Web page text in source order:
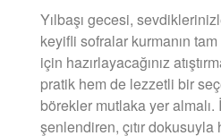
Yılbaşı gecesi,
keyifli sofralar kurmanın
için hazırlayacağınız
pratik hem de lezzetli bir
börekler mutlaka yer almalı.
şenlendiren, çıtır